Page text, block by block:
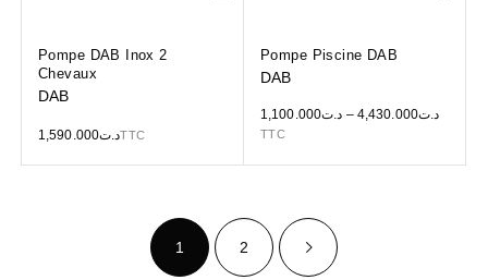
Pompe DAB Inox 2
Chevaux
DAB
د.ت1,590.000 TTC
Pompe Piscine DAB
DAB
د.ت1,100.000 – د.ت4,430.000
TTC
1 2